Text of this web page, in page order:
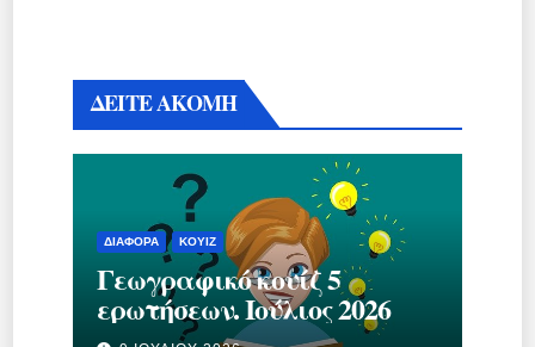
ΔΕΙΤΕ ΑΚΟΜΗ
ΔΙΆΦΟΡΑ ΚΟΥΊΖ
Γεωγραφικό κουίζ 5
ερωτήσεων. Ιούλιος 2026